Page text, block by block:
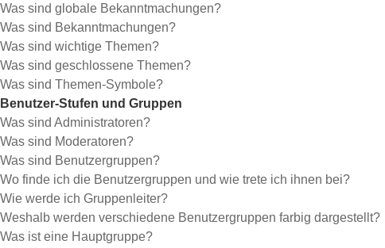
Was sind globale Bekanntmachungen?
Was sind Bekanntmachungen?
Was sind wichtige Themen?
Was sind geschlossene Themen?
Was sind Themen-Symbole?
Benutzer-Stufen und Gruppen
Was sind Administratoren?
Was sind Moderatoren?
Was sind Benutzergruppen?
Wo finde ich die Benutzergruppen und wie trete ich ihnen bei?
Wie werde ich Gruppenleiter?
Weshalb werden verschiedene Benutzergruppen farbig dargestellt?
Was ist eine Hauptgruppe?